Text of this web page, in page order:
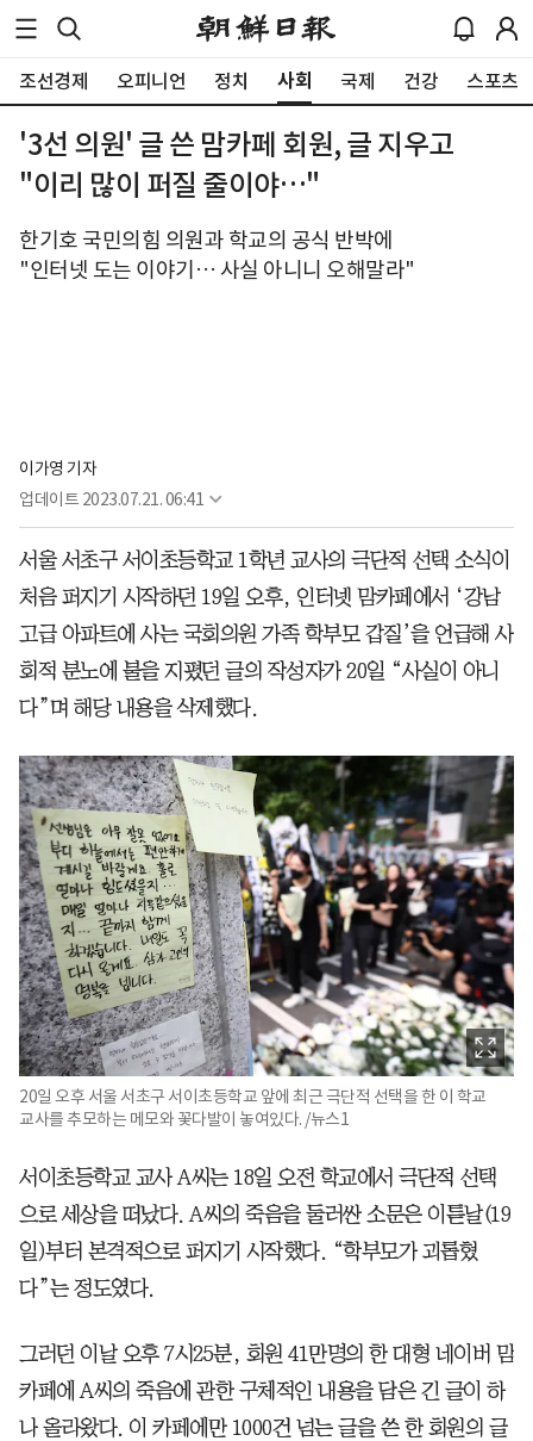
조선경제 오피니언 정치 사회 국제 건강 스포츠
'3선 의원' 글 쓴 맘카페 회원, 글 지우고
"이리 많이 퍼질 줄이야…"
한기호 국민의힘 의원과 학교의 공식 반박에
"인터넷 도는 이야기… 사실 아니니 오해말라"
이가영 기자
업데이트 2023.07.21. 06:41
서울 서초구 서이초등학교 1학년 교사의 극단적 선택 소식이
처음 퍼지기 시작하던 19일 오후, 인터넷 맘카페에서 ‘강남
고급 아파트에 사는 국회의원 가족 학부모 갑질’을 언급해 사
회적 분노에 불을 지폈던 글의 작성자가 20일 “사실이 아니
다”며 해당 내용을 삭제했다.
20일 오후 서울 서초구 서이초등학교 앞에 최근 극단적 선택을 한 이 학교
교사를 추모하는 메모와 꽃다발이 놓여있다. /뉴스1
서이초등학교 교사 A씨는 18일 오전 학교에서 극단적 선택
으로 세상을 떠났다. A씨의 죽음을 둘러싼 소문은 이튿날(19
일)부터 본격적으로 퍼지기 시작했다. “학부모가 괴롭혔
다”는 정도였다.
그러던 이날 오후 7시25분, 회원 41만명의 한 대형 네이버 맘
카페에 A씨의 죽음에 관한 구체적인 내용을 담은 긴 글이 하
나 올라왔다. 이 카페에만 1000건 넘는 글을 쓴 한 회원의 글